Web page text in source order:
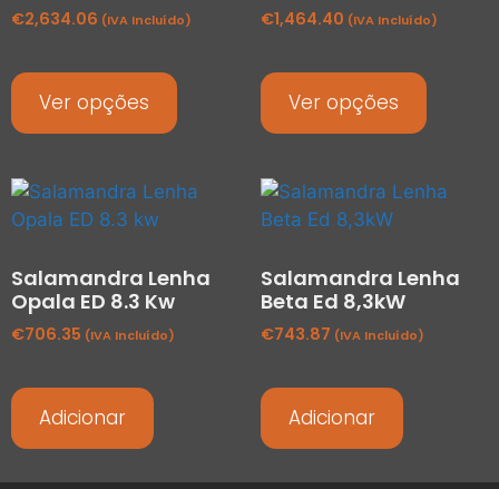
€2,634.06 (IVA Incluído)
Ver opções
€1,464.40 (IVA Incluído)
Ver opções
Salamandra Lenha
Opala ED 8.3 Kw
€706.35 (IVA Incluído)
Adicionar
Salamandra Lenha
Beta Ed 8,3kW
€743.87 (IVA Incluído)
Adicionar